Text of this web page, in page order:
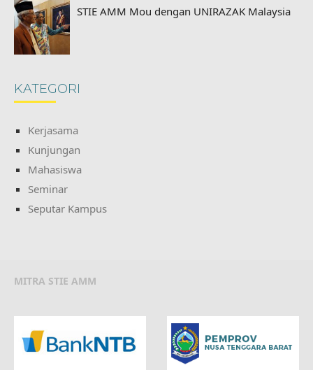
STIE AMM Mou dengan UNIRAZAK Malaysia
KATEGORI
Kerjasama
Kunjungan
Mahasiswa
Seminar
Seputar Kampus
MITRA STIE AMM